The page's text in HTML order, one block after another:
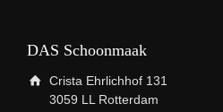
DAS Schoonmaak
Crista Ehrlichhof 131
3059 LL Rotterdam